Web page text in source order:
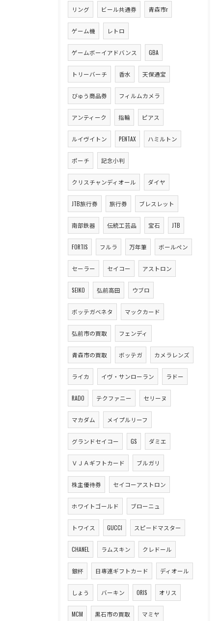
リング ビール共通券 青森市r
ゲーム機 レトロ
ゲームボーイアドバンス GBA
トリーバーチ 香水 天保通宝
びゅう商品券 フィルムカメラ
アンティーク 指輪 ピアス
ルイヴイトン PENTAX ハミルトン
ポーチ 記念小判
クリスチャンディオール ダイヤ
JTB旅行券 旅行券 ブレスレット
南部鉄器 伝統工芸品 宝石 JTB
FORTIS フルラ 万年筆 ボールペン
セーラー セイコー アストロン
SEIKO 弘前高田 ウブロ
ボッテガベネタ マックカード
弘前市の買取 フェンディ
青森市の買取 ボッテガ カメラレンズ
ライカ イヴ・サンローラン ラドー
RADO テクファニー セリーヌ
マカダム メイプルリーフ
グランドセイコー GS ダミエ
ＶＪＡギフトカード ブルガリ
株主優待券 セイコーアストロン
ホワイトゴールド ブローニュ
トワイス GUCCI スピードマスター
CHANEL ラムスキン クレドール
銀杯 日専連ギフトカード ディオール
しょう バーキン ORIS オリス
MCM 黒石市の買取 マミヤ